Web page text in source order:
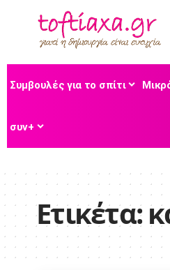
Συμβουλές για το σπίτι
συν+
Ετικέτα: